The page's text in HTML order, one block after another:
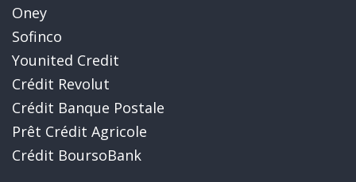
Oney
Sofinco
Younited Credit
Crédit Revolut
Crédit Banque Postale
Prêt Crédit Agricole
Crédit BoursoBank